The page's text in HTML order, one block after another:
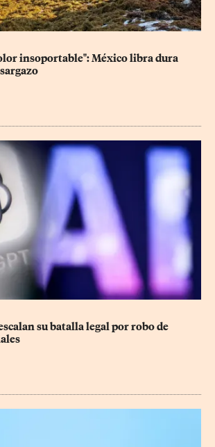
insoportable": México libra dura
su batalla legal por robo de